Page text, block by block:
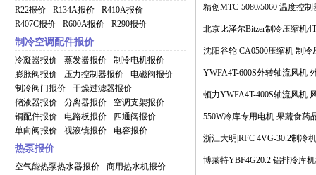
柜冰箱温度制冷化霜控制价格
精创MTC-5080/5060 温度控
电子数显 智能温度控制器价格
北京比泽尔Bitzer制冷压缩机
杆 冷库压缩机维修配件价格
沈阳谷轮 CA0500压缩机 制冷
制冷机 冷库压缩机价格
YWFA4T-600S外转轴流风机
低噪音风扇 冷库维修用电机
顿力YWFA4T-400S轴流风机
噪音风扇 冷库维修用电机价格
550W冷库专用电机 果蔬食药
冰库 预冷库冷风机风扇电动
浙江大明|RFC 4VG-30.2制冷
预冷|气调冷库制冷设备价格
博莱特YBF4G20.2 铝排冷库
R22报价 R134A报价
R410A报价
R407C报价
R600A报价 R290报价
制冷空调配件报价
冷凝器报价 蒸发器报价
制冷电机报价
膨胀阀报价
压力控制器报价
电磁阀报价
制冷阀门报价
干燥过滤器报价
储液器报价
分离器报价
空调支架报价
铜配件报价
电路板报价
四通阀报价
单向阀报价
视液镜报价 电容报价
热泵报价
空气能热泵热水器报价
商用热水机报价